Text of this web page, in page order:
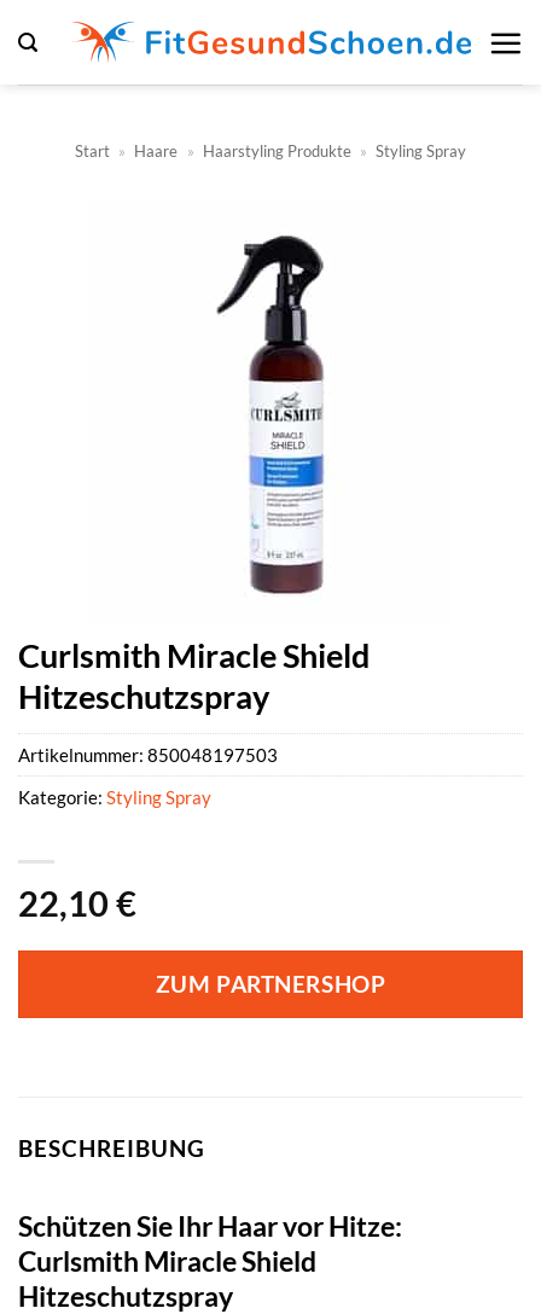
Inhalt
springen
Start » Haare » Haarstyling Produkte » Styling Spray
Curlsmith Miracle Shield
Hitzeschutzspray
22,10 €
ZUM PARTNERSHOP
Artikelnummer: 850048197503
Kategorie: Styling Spray
BESCHREIBUNG
Schützen Sie Ihr Haar vor Hitze:
Curlsmith Miracle Shield
Hitzeschutzspray